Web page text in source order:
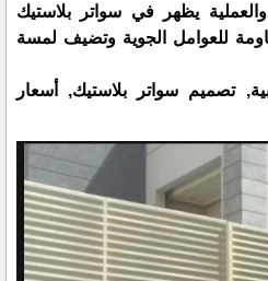
يظهر في سواتر بلاستيك
للعوامل الجوية وتضيف لمسة
تصميم سواتر بلاستيك, أسعار